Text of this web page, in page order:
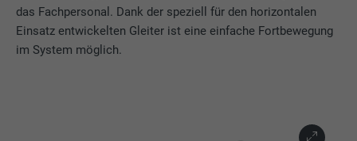
das Fachpersonal. Dank der speziell für den horizontalen
Einsatz entwickelten Gleiter ist eine einfache Fortbewegung
im System möglich.